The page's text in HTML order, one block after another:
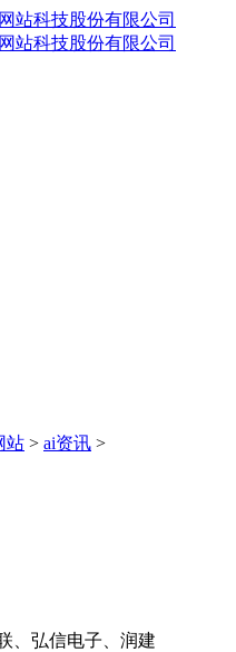
站 > ai资讯 >
、弘信电子、润建